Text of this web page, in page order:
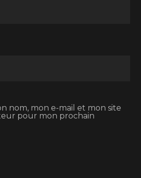
nom, mon e-mail et mon site
pour mon prochain